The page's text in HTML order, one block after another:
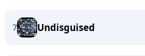
7 Undisguised